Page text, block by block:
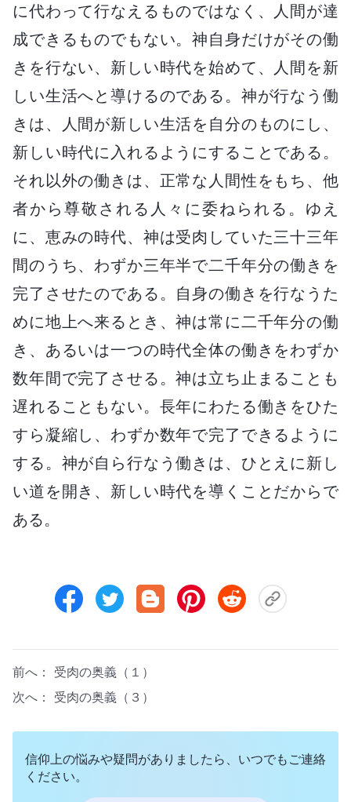
に代わって行なえるものではなく、人間が達
成できるものでもない。神自身だけがその働
きを行ない、新しい時代を始めて、人間を新
しい生活へと導けるのである。神が行なう働
きは、人間が新しい生活を自分のものにし、
新しい時代に入れるようにすることである。
それ以外の働きは、正常な人間性をもち、他
者から尊敬される人々に委ねられる。ゆえ
に、恵みの時代、神は受肉していた三十三年
間のうち、わずか三年半で二千年分の働きを
完了させたのである。自身の働きを行なうた
めに地上へ来るとき、神は常に二千年分の働
き、あるいは一つの時代全体の働きをわずか
数年間で完了させる。神は立ち止まることも
遅れることもない。長年にわたる働きをひた
すら凝縮し、わずか数年で完了できるように
する。神が自ら行なう働きは、ひとえに新し
い道を開き、新しい時代を導くことだからで
ある。
前へ： 受肉の奥義（１）
次へ： 受肉の奥義（３）
信仰上の悩みや疑問がありましたら、いつでもご連絡
ください。